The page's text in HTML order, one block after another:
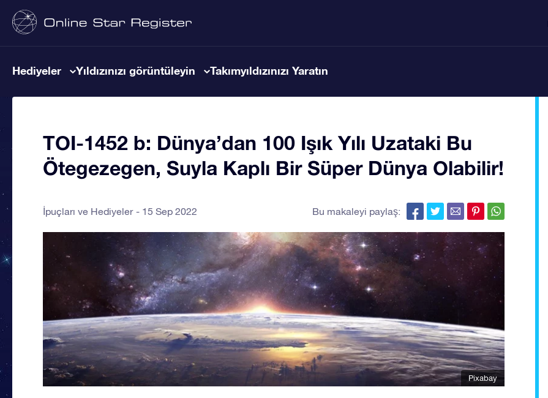
Hediyeler Yıldızınızı görüntüleyin Takımyıldızınızı Yaratın
TOI-1452 b: Dünya’dan 100 Işık Yılı Uzataki Bu
Ötegezegen, Suyla Kaplı Bir Süper Dünya Olabilir!
İpuçları ve Hediyeler 15 Sep 2022 Bu makaleyi paylaş:
Pixabay